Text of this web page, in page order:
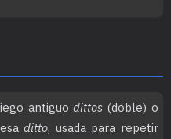
antiguodittos (doble) o
ditto, usada para repetir